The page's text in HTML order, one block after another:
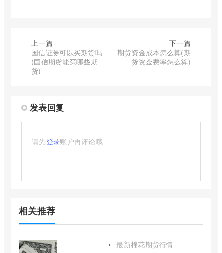
上一篇
国信证券可以买期货吗
(国信期货能买哪些期
货)
下一篇
期货资金成本怎么算(期
货资金费率怎么算)
发表回复
请先登录账户再评论哦
相关推荐
最新棉花期货行情